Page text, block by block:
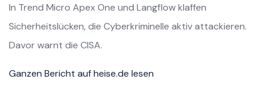
In Trend Micro Apex One und Langflow klaffen
Sicherheitslücken, die Cyberkriminelle aktiv attackieren.
Davor warnt die CISA.
Ganzen Bericht auf heise.de lesen